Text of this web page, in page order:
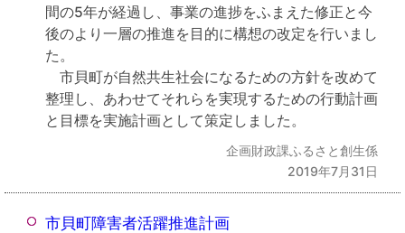
間の5年が経過し、事業の進捗をふまえた修正と今
後のより一層の推進を目的に構想の改定を行いまし
た。
市貝町が自然共生社会になるための方針を改めて
整理し、あわせてそれらを実現するための行動計画
と目標を実施計画として策定しました。
企画財政課ふるさと創生係
2019年7月31日
市貝町障害者活躍推進計画